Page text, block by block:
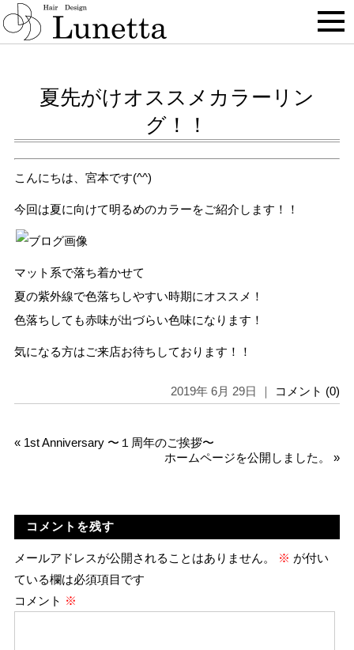
BLOG
夏先がけオススメカラーリン
グ！！
こんにちは、宮本です(^^)
今回は夏に向けて明るめのカラーをご紹介します！！
マット系で落ち着かせて
夏の紫外線で色落ちしやすい時期にオススメ！
色落ちしても赤味が出づらい色味になります！
気になる方はご来店お待ちしております！！
2019年 6月 29日 ｜ コメント (0)
« 1st Anniversary 〜１周年のご挨拶〜
ホームページを公開しました。
»
コメントを残す
メールアドレスが公開されることはありません。 ※ が付い
ている欄は必須項目です
コメント ※